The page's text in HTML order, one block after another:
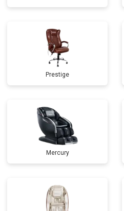
Prestige
Mercury